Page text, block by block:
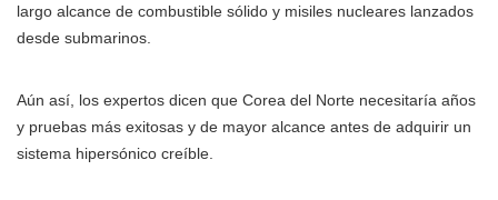
largo alcance de combustible sólido y misiles nucleares lanzados
desde submarinos.
Aún así, los expertos dicen que Corea del Norte necesitaría años
y pruebas más exitosas y de mayor alcance antes de adquirir un
sistema hipersónico creíble.